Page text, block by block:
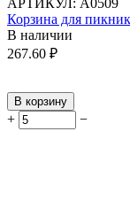
Корзина для
В наличии
267.60 ₽
В корзину
+ −